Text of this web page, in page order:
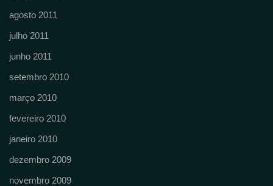
agosto 2011
julho 2011
junho 2011
setembro 2010
março 2010
fevereiro 2010
janeiro 2010
dezembro 2009
novembro 2009